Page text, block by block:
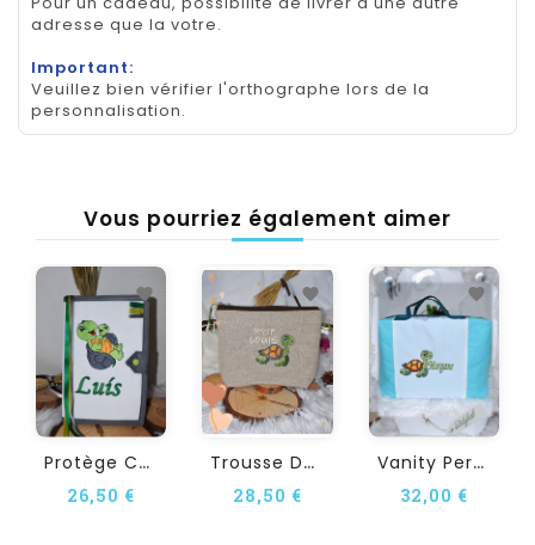
adresse que la votre.
Important:
Veuillez bien vérifier l'orthographe lors de la
personnalisation.
Vous pourriez également aimer
P
Rotège Carnet De Santé...
26,50 €
T
Rousse De Toilette...
28,50 €
V
Anity Personnalisé TORTUE
32,00 €